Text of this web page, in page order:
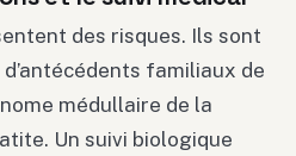
des risques. Ils sont
familiaux de
médullaire de la
Un suivi biologique